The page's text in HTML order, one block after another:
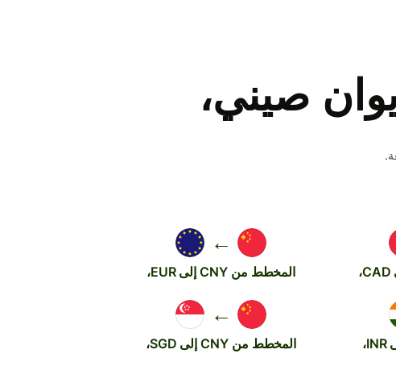
صيني،
←
المخطط من CNY إلى EUR،
←
المخطط من CNY إلى SGD،